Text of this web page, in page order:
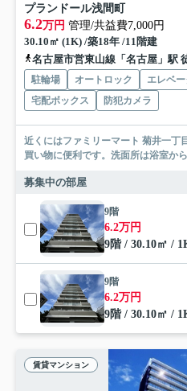
プランドール浅間町
6.2万円 管理/共益費7,000円
30.10㎡ (1K) /築18年 /11階建
名古屋市営東山線「名古屋」駅
駐輪場 オートロック エレベ
宅配ボックス
防犯カメラ
近くにはファミリーマート 菊井一丁
買い物に便利です。洗面所は浴室か
募集中の部屋
9階
6.2万円
9階 / 30.10㎡ /
9階
6.2万円
9階 / 30.10㎡ /
賃貸マンション